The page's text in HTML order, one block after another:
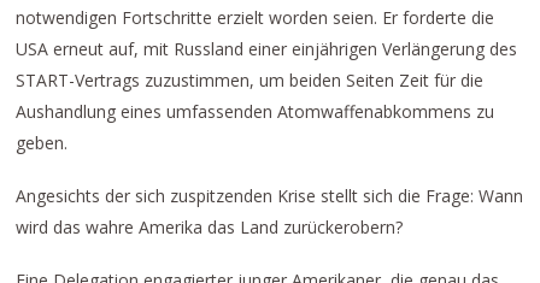
notwendigen Fortschritte erzielt worden seien. Er forderte die
USA erneut auf, mit Russland einer einjährigen Verlängerung des
START-Vertrags zuzustimmen, um beiden Seiten Zeit für die
Aushandlung eines umfassenden Atomwaffenabkommens zu
geben.
Angesichts der sich zuspitzenden Krise stellt sich die Frage: Wann
wird das wahre Amerika das Land zurückerobern?